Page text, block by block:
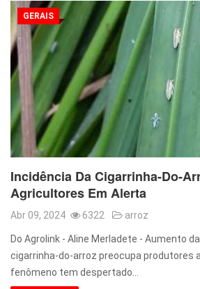
GERAIS
Incidência Da Cigarrinha-Do-
Agricultores Em Alerta
Abr 09, 2024 6322 arroz
Do Agrolink - Aline Merladete - Aumento
cigarrinha-do-arroz preocupa produtores
fenômeno tem despertado…